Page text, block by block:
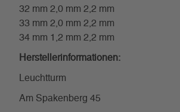
32 mm 2,0 mm 2,2 mm
33 mm 2,0 mm 2,2 mm
34 mm 1,2 mm 2,2 mm
Herstellerinformationen:
Leuchtturm
Am Spakenberg 45